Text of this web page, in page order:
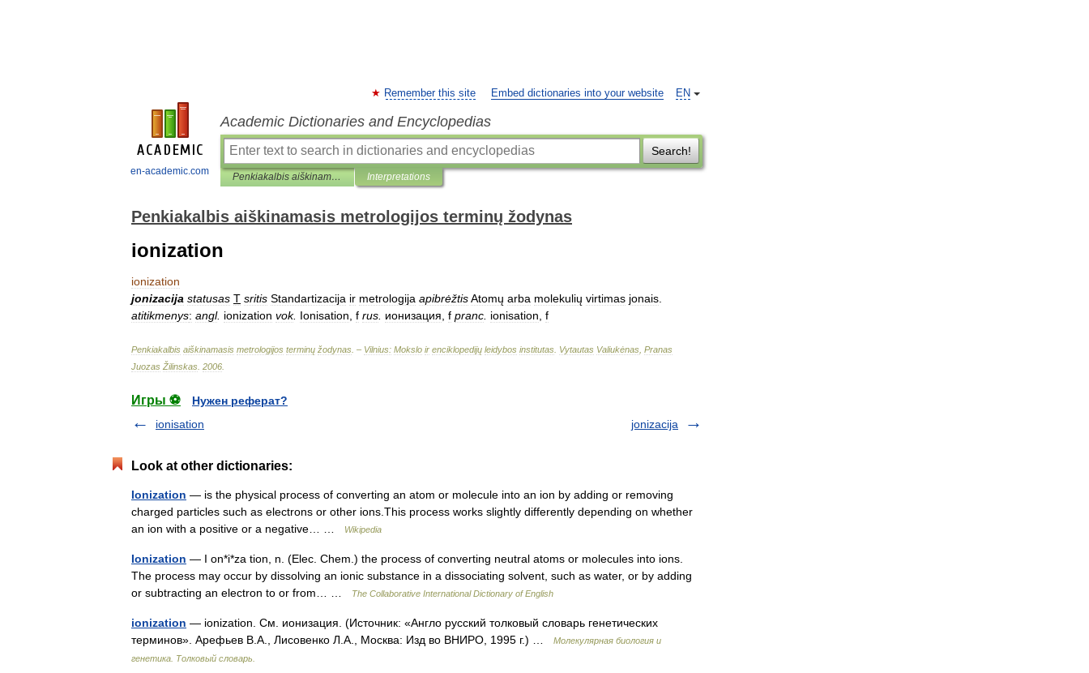
en-academic.com
EN
Remember this site Embed dictionaries into your website
Academic Dictionaries and Encyclopedias
Search!
Penkiakalbis aiškinamasis metrologijos terminų žodynas Interpretations
Penkiakalbis aiškinamasis metrologijos terminų žodynas
ionization
ionization
jonizacija statusas T sritis Standartizacija ir metrologija apibrėžtisAtomų arba molekulių virtimas jonais
atitikmenys: angl. ionization vok. Ionisation f rus ионизация f pranc ionisation f
Penkiakalbis aiškinamasis metrologijos terminų žodynas . – Vilnius: Mokslo ir enciklopedijų leidybos institutas Vytautas Valiukėnas Pranas
Juozas Žilinskas 2006
Игры ⚽
Нужен реферат?
ionisation
jonizacija
Look at other dictionaries:
Ionization — is the physical process of converting an atom or molecule into an ion by adding or removing
charged particles such as electrons or other ions.This process works slightly differently depending on whether
an ion with a positive or a negative… …
Wikipedia
Ionization — I on*i*za tion, n. (Elec. Chem.) the process of converting neutral atoms or molecules into ions.
The process may occur by dissolving an ionic substance in a dissociating solvent, such as water, or by adding
or subtracting an electron to or from… …
The Collaborative International Dictionary of English
ionization — ionization. См. ионизация. (Источник: «Англо русский толковый словарь генетических
терминов». Арефьев В.А., Лисовенко Л.А., Москва: Изд во ВНИРО, 1995 г.) …
Молекулярная биология и
генетика. Толковый словарь.